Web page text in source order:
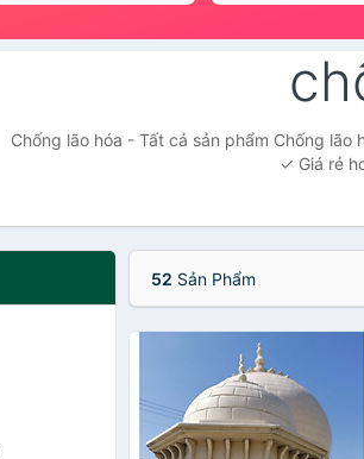
Chống lão hóa - Tất cả sản phẩm Chống lão
✓ Giá rẻ
52 Sản Phẩm